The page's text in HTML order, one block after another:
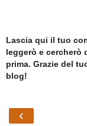
Lascia qui il tuo
leggerò e cercherò
prima. Grazie del
blog!
‹